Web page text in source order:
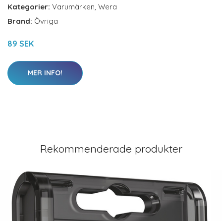
Kategorier: Varumärken, Wera
Brand: Övriga
89 SEK
MER INFO!
Rekommenderade produkter